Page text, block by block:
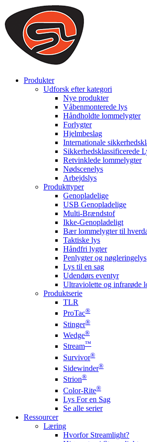
We use cookies to ensure that we provide
you a better experience. To learn more or to
ACCEPT AND CLOSE
Produkter
Udforsk efter kategori
Nye produkter
Våbenmonterede lys
Håndholdte lommelygter
Forlygter
Hjelmbeslag
Internationale
Sikkerhedsklassificerede
Retvinklede lommelygter
Nødscenelys
Arbejdslys
Produkttyper
Genopladelige
USB Genopladelige
Multi-Brændstof
Ikke-Genopladeligt
Bær lommelygter til
Taktiske lys
Håndfri lygter
Penlygter og nøgleringelys
Lys til en sag
Udendørs eventyr
Ultraviolette og infrarøde
Produktserie
TLR
ProTac®
Stinger®
Wedge®
Stream™
Survivor®
Sidewinder®
Strion®
Color-Rite®
Lys For en Sag
Se alle serier
Ressourcer
Læring
Hvorfor Streamlight?